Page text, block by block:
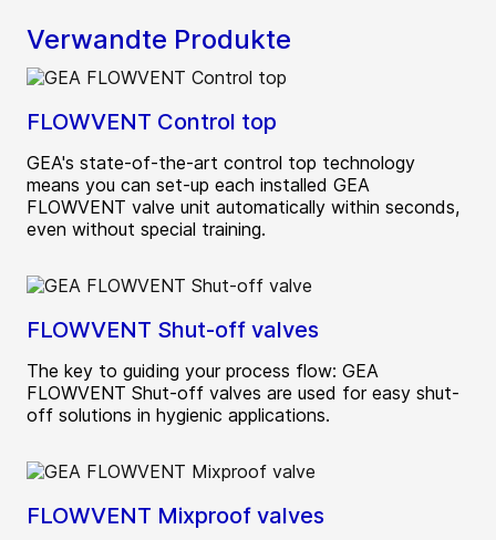
Verwandte Produkte
FLOWVENT Control top
GEA's state-of-the-art control top technology
means you can set-up each installed GEA
FLOWVENT valve unit automatically within seconds,
even without special training.
FLOWVENT Shut-off valves
The key to guiding your process flow: GEA
FLOWVENT Shut-off valves are used for easy shut-
off solutions in hygienic applications.
FLOWVENT Mixproof valves